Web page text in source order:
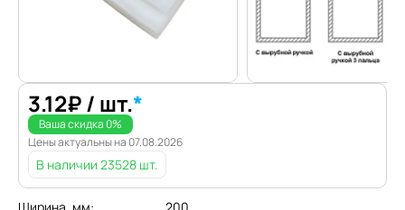
3.12₽/ шт.*
Ваша скидка0%
Цены актуальны на 07.08.2026
В наличии 23528 шт.